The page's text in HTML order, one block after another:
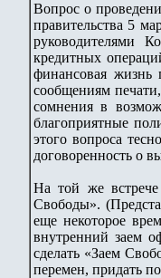
Вопрос о
правительства 5
руководителями
кредитных
финансовая жизнь
сообщениям
сомнения в
благоприятные
этого вопроса
договоренность о
На той же
Свободы».
еще некоторое
внутренний заем
сделать «Заем
перемен, придать